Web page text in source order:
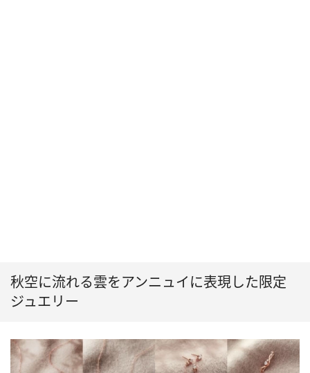
秋空に流れる雲をアンニュイに表現した限定
ジュエリー